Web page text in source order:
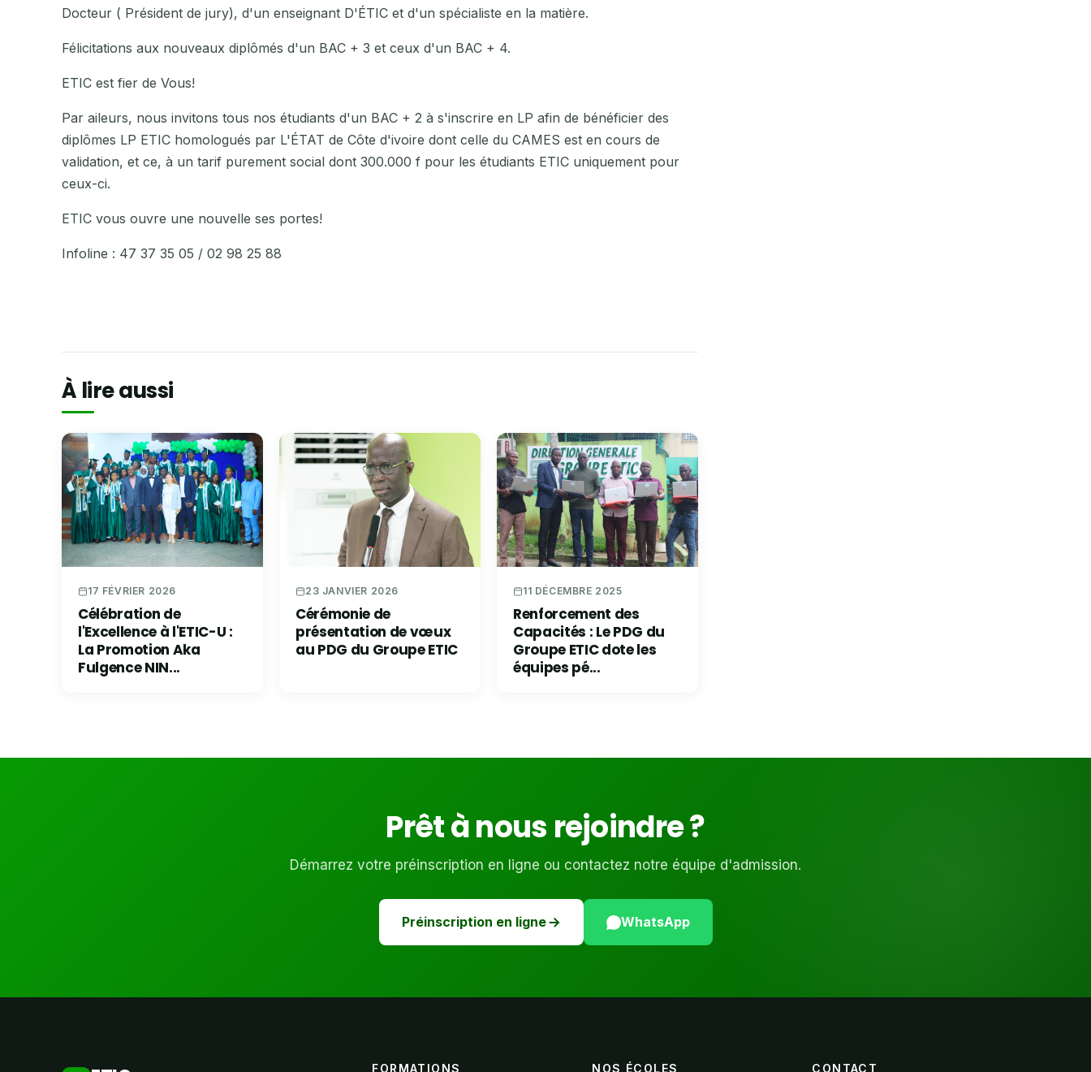
Docteur ( Président de jury), d'un enseignant D'ÉTIC et d'un spécialiste en la matière.
Félicitations aux nouveaux diplômés d'un BAC + 3 et ceux d'un BAC + 4.
ETIC est fier de Vous!
Par aileurs, nous invitons tous nos étudiants d'un BAC + 2 à s'inscrire en LP afin de bénéficier des
diplômes LP ETIC homologués par L'ÉTAT de Côte d'ivoire dont celle du CAMES est en cours de
validation, et ce, à un tarif purement social dont 300.000 f pour les étudiants ETIC uniquement pour
ceux-ci.
ETIC vous ouvre une nouvelle ses portes!
Infoline : 47 37 35 05 / 02 98 25 88
À lire aussi
17 FÉVRIER 2026
Célébration de
l'Excellence à l'ETIC-U :
La Promotion Aka
Fulgence NIN...
23 JANVIER 2026
Cérémonie de
présentation de vœux
au PDG du Groupe ETIC
11 DÉCEMBRE 2025
Renforcement des
Capacités : Le PDG du
Groupe ETIC dote les
équipes pé...
Prêt à nous rejoindre ?
Démarrez votre préinscription en ligne ou contactez notre équipe d'admission.
Préinscription en ligne WhatsApp
FORMATIONS NOS ÉCOLES CONTACT